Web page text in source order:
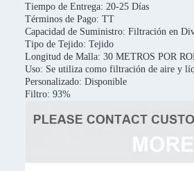
Tiempo de Entrega: 20-25 Días
Términos de Pago: TT
Capacidad de Suministro: Filtración en
Tipo de Tejido: Tejido
Longitud de Malla: 30 METROS POR
Uso: Se utiliza como filtración de aire y
Personalizado: Disponible
Filtro: 93%